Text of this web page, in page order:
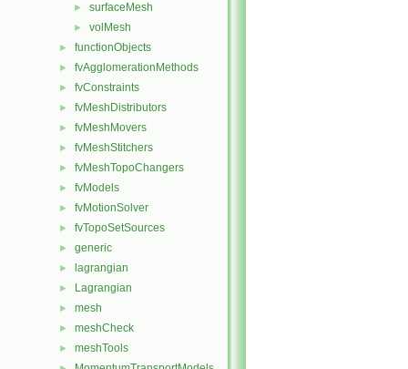
► surfaceMesh
► volMesh
► functionObjects
► fvAgglomerationMethods
► fvConstraints
► fvMeshDistributors
► fvMeshMovers
► fvMeshStitchers
► fvMeshTopoChangers
► fvModels
► fvMotionSolver
► fvTopoSetSources
► generic
► lagrangian
► Lagrangian
► mesh
► meshCheck
► meshTools